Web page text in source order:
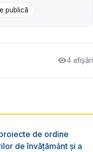
publică
4 afișări
de ordine
de învățământ și a